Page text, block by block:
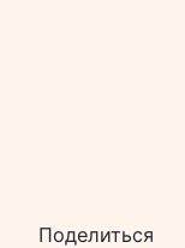
Поделиться